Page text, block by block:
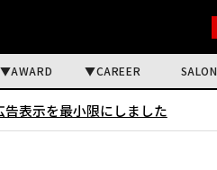
AWARD CAREER SALON
告表示を最小限にしました